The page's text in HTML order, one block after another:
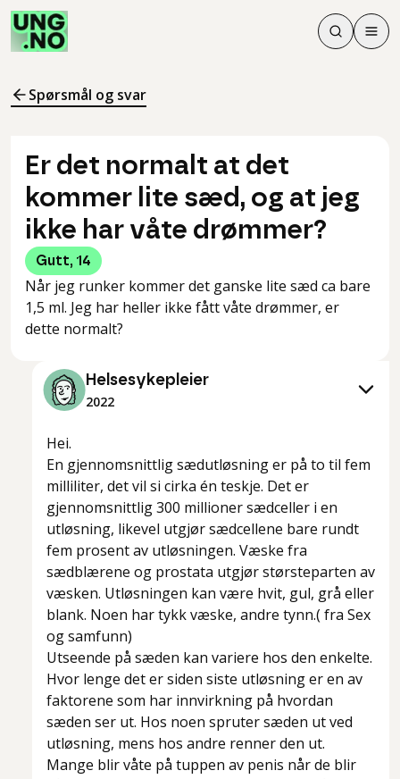
Søk
Søk
Meny
Spørsmål og svar
Er det normalt at det
kommer lite sæd, og at jeg
ikke har våte drømmer?
Gutt, 14
Når jeg runker kommer det ganske lite sæd ca bare
1,5 ml. Jeg har heller ikke fått våte drømmer, er
Helsesykepleier
2022
Hei.
En gjennomsnittlig sædutløsning er på to til fem
milliliter, det vil si cirka én teskje. Det er
gjennomsnittlig 300 millioner sædceller i en
utløsning, likevel utgjør sædcellene bare rundt
fem prosent av utløsningen. Væske fra
sædblærene og prostata utgjør størsteparten av
væsken. Utløsningen kan være hvit, gul, grå eller
blank. Noen har tykk væske, andre tynn.( fra Sex
og samfunn)
Utseende på sæden kan variere hos den enkelte.
Hvor lenge det er siden siste utløsning er en av
faktorene som har innvirkning på hvordan
sæden ser ut. Hos noen spruter sæden ut ved
utløsning, mens hos andre renner den ut.
Mange blir våte på tuppen av penis når de blir